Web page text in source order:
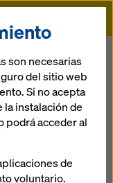
son necesarias
del sitio web
Si no acepta
instalación de
podrá acceder al
de
voluntario.